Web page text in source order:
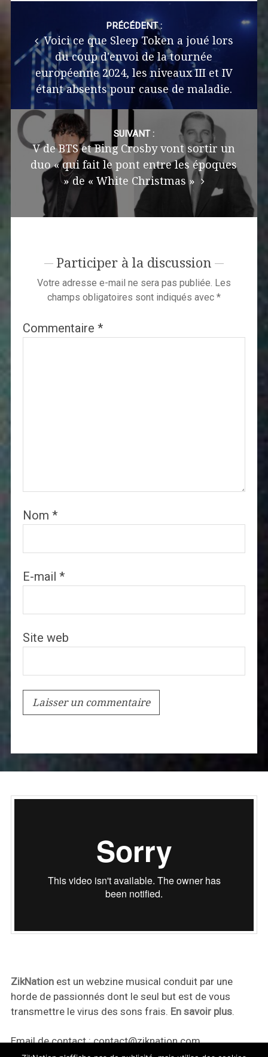
PRÉCÉDENT :
Voici ce que Sleep Token a joué lors
du coup d'envoi de la tournée
européenne 2024, les niveaux III et IV
étant absents pour cause de maladie.
SUIVANT :
V de BTS et Bing Crosby vont sortir un
duo « qui fait le pont entre les époques
» de « White Christmas »
Participer à la discussion
Votre adresse e-mail ne sera pas publiée. Les
champs obligatoires sont indiqués avec *
Commentaire *
Nom *
E-mail *
Site web
ZikNationest un webzine musical conduit par une
horde de passionnés dont le seul but est de vous
transmettre le virus des sons frais. En savoir plus.
Email de contact :contact@ziknation.com